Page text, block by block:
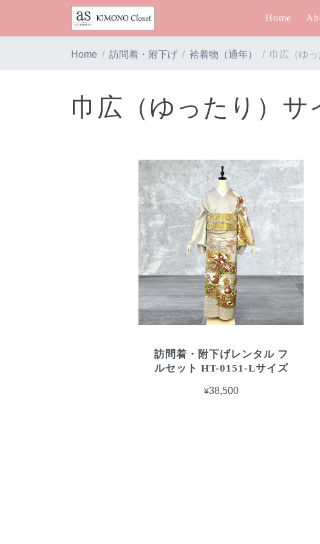
Home
Home 訪問着・附下げ 袷着物（通年） 巾広（ゆ
巾広（ゆったり）サ
訪問着・附下げレンタル フ
ルセット HT-0151-Lサイズ
¥38,500